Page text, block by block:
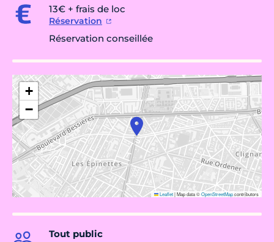
13€ + frais de loc
Réservation
Réservation conseillée
+
−
Leaflet|Map data ©OpenStreetMapcontributors
Tout public